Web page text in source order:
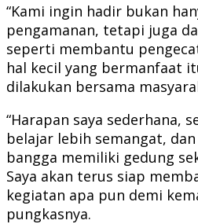
“Kami ingin hadir bukan
pengamanan, tetapi juga
seperti membantu
hal kecil yang bermanfaat
dilakukan bersama
“Harapan saya sederhana,
belajar lebih semangat,
bangga memiliki gedung
Saya akan terus siap
kegiatan apa pun demi
pungkasnya.